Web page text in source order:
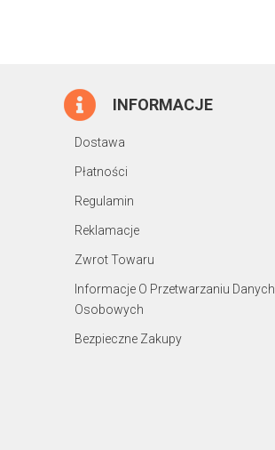
INFORMACJE
Dostawa
Płatności
Regulamin
Reklamacje
Zwrot Towaru
Informacje O Przetwarzaniu Danych
Osobowych
Bezpieczne Zakupy